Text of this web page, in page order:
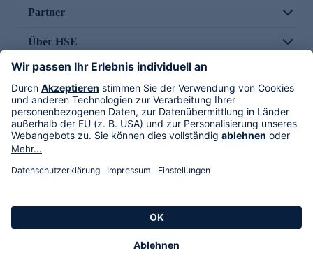
Partner
Über HSE
Im TV
HSE International